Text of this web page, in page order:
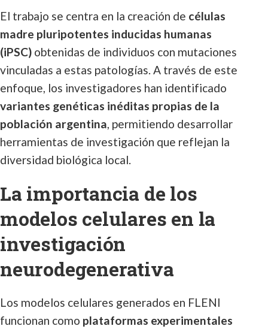
El trabajo se centra en la creación de células
madre pluripotentes inducidas humanas
(iPSC) obtenidas de individuos con mutaciones
vinculadas a estas patologías. A través de este
enfoque, los investigadores han identificado
variantes genéticas inéditas propias de la
población argentina, permitiendo desarrollar
herramientas de investigación que reflejan la
diversidad biológica local.
La importancia de los
modelos celulares en la
investigación
neurodegenerativa
Los modelos celulares generados en FLENI
funcionan como plataformas experimentales